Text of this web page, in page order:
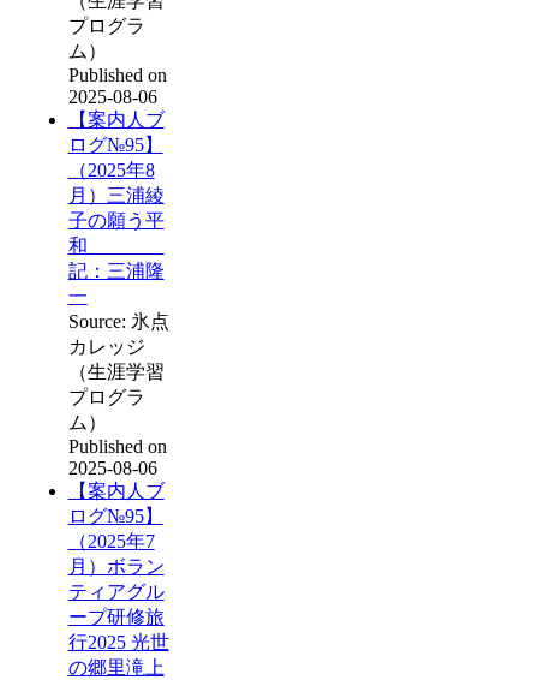
プログラ
ム）
Published on
2025-08-06
【案内人ブ
ログ№95】
（2025年8
月）三浦綾
子の願う平
和
記：三浦隆
一
Source: 氷点
カレッジ
（生涯学習
プログラ
ム）
Published on
2025-08-06
【案内人ブ
ログ№95】
（2025年7
月）ボラン
ティアグル
ープ研修旅
行2025 光世
の郷里滝上